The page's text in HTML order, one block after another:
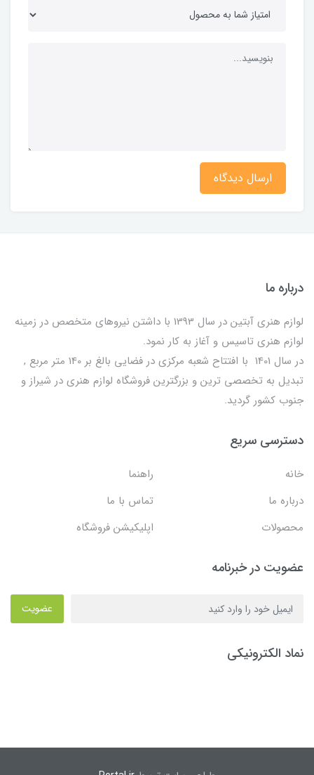
ارسال دیدگاه
درباره ما
لوازم هنری آبتین در سال 1393 با داشتن نیروهای متخصص در زمینه
لوازم هنری تاسیس و آغاز به کار نمود.
در سال 1401 با افتتاح شعبه مرکزی در فضایی بالغ بر 140 متر مربع ,
تبدیل به تخصصی ترین و بزرگترین فروشگاه لوازم هنری در شیراز و
جنوب کشور گردید.
دسترسی سریع
خانه
راهنما
درباره ما
تماس با ما
محصولات
اپلیکیشن فروشگاه
عضویت در خبرنامه
عضویت
نماد الکترونیکی